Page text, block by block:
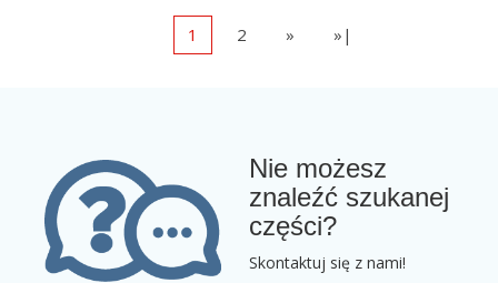
1 2 » »|
Nie możesz
znaleźć szukanej
części?
Skontaktuj się z nami!